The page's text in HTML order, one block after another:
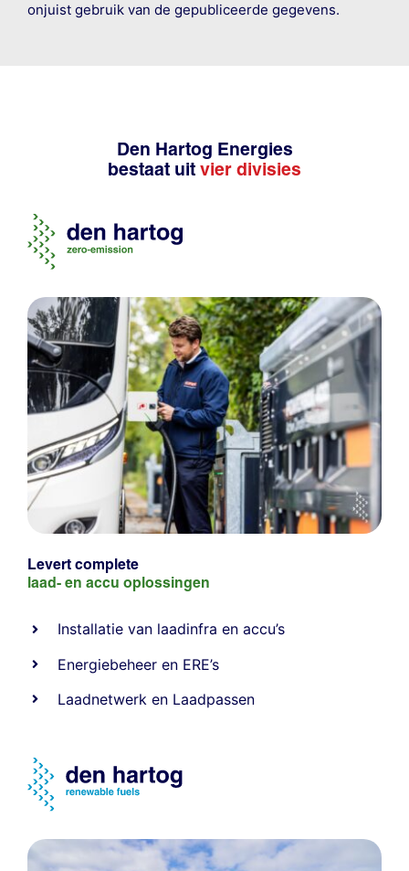
onjuist gebruik van de gepubliceerde gegevens.
Den Hartog Energies
bestaat uit vier divisies
Levert complete
laad- en accu oplossingen
Installatie van laadinfra en accu’s
Energiebeheer en ERE’s
Laadnetwerk en Laadpassen